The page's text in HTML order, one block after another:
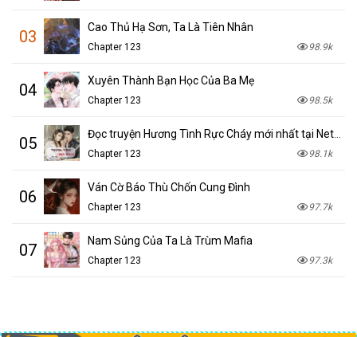
03 Cao Thủ Hạ Sơn, Ta Là Tiên Nhân
Chapter 123 98.9k
04 Xuyên Thành Bạn Học Của Ba Mẹ
Chapter 123 98.5k
05
Chapter 123 98.1k
06 Ván Cờ Báo Thù Chốn Cung Đình
Chapter 123 97.7k
07 Nam Sủng Của Ta Là Trùm Mafia
Chapter 123 97.3k